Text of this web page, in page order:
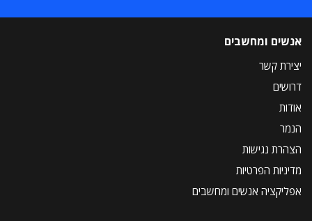
אנשים ומחשבים
יצירת קשר
דרושים
אודות
הנמר
הצהרת נגישות
מדיניות הפרטיות
אפליקציה אנשים ומחשבים